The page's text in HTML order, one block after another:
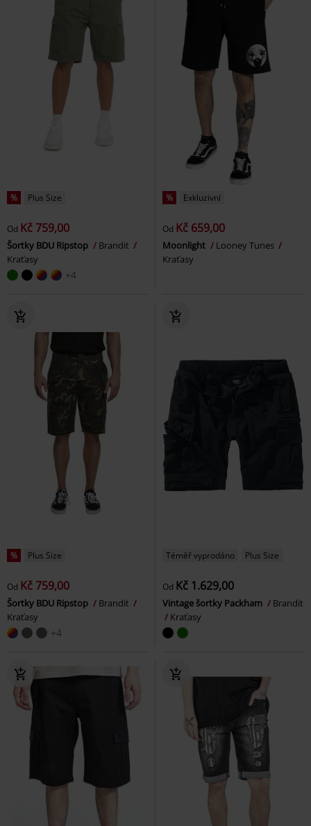
% Plus Size
Od Kč 759,00
Šortky BDU Ripstop
Brandit
Kraťasy
+4
% Exkluzivní
Od Kč 659,00
Moonlight
Looney Tunes
Kraťasy
% Plus Size
Od Kč 759,00
Šortky BDU Ripstop
Brandit
Kraťasy
+4
Téměř vyprodáno Plus Size
Od Kč 1.629,00
Vintage šortky Packham
Brandit
Kraťasy